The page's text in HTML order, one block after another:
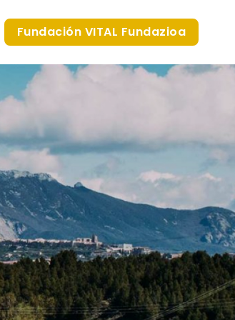
Fundación VITAL Fundazioa